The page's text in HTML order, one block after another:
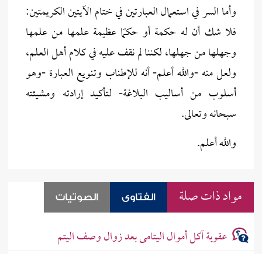
وأما السر في استعمال العبارتين في ختام الآيتين الكريمتين:
فلا شك أن له حكمة أو حكمًا عظيمة علمها من علمها
وجهلها من جهلها، لكننا لم نقف عليه في كلام أهل العلم،
ولعل منه -والله أعلم- أنه للإطناب وتنويع العبارة -وهو
أسلوب من أساليب البلاغة- لتأكيد إرادته ومشيئته
سبحانه وتعالى.
والله أعلم.
مواد ذات صلة الفتاوى الصوتيات
عقوبة آكل أموال اليتامى بعد زوال وصف اليتم